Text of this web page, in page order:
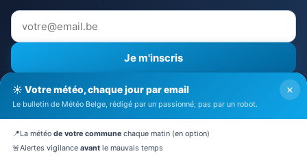
Je m'inscris
⚠️ Recevoir aussi les alertes vigilance
J'accepte la
politique de confidentialité
×
☀️ Votre météo, chaque jour par email
Le bulletin de Météo Belge, rédigé par un passionné, pas par un robot.
📍La météo de votre commune chaque matin (en option)
🚨Alertes vigilance avant le mauvais temps